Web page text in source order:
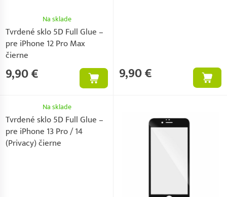
Na sklade
Tvrdené sklo 5D Full Glue –
pre iPhone 12 Pro Max
čierne
9,90 € 9,90 €
Na sklade
Tvrdené sklo 5D Full Glue –
pre iPhone 13 Pro / 14
(Privacy) čierne